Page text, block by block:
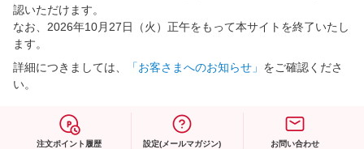
認いただけます。
なお、2026年10月27日（火）正午をもって本サイトを終了いたし
ます。
詳細につきましては、
「お客さまへのお知らせ」 をご確認くださ
い。
注文ポイント履歴 設定(メールマガジン) お問い合わせ